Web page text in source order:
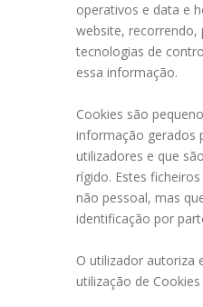
operativos e data e
website, recorrendo,
tecnologias de
essa informação.
Cookies são
informação gerados
utilizadores e que
rígido. Estes
não pessoal, mas
identificação por
O utilizador autoriza
utilização de